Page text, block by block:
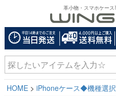
革小物・スマホケー
HOME iPhoneケース◆機種選択